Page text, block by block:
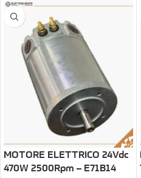
MOTORE ELETTRICO 24Vdc
470W 2500Rpm – E71B14